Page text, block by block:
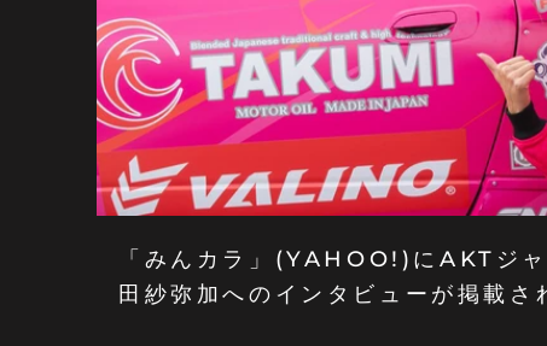
「みんカラ」(YAHOO!)にAKTジ
田紗弥加へのインタビューが掲載さ